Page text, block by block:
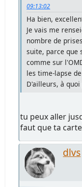
09:13:02
Ha bien,
Je vais me
nombre de
suite, parce que
comme sur
les time-lapse
D'ailleurs, à
tu peux aller
faut que ta
dlvs